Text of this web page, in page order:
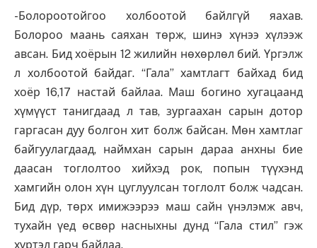
-Болороотойгоо холбоотой байлгүй яахав.
Болороо маань саяхан төрж, шинэ хүнээ хүлээж
авсан. Бид хоёрын 12 жилийн нөхөрлөл бий. Үргэлж
л холбоотой байдаг. “Гала” хамтлагт байхад бид
хоёр 16,17 настай байлаа. Маш богино хугацаанд
хүмүүст танигдаад л тав, зургаахан сарын дотор
гаргасан дуу болгон хит болж байсан. Мөн хамтлаг
байгуулагдаад, наймхан сарын дараа анхны бие
даасан тоглолтоо хийхэд рок, попын түүхэнд
хамгийн олон хүн цуглуулсан тоглолт болж чадсан.
Бид дүр, төрх имижээрээ маш сайн үнэлэмж авч,
тухайн үед өсвөр насныхны дунд “Гала стил” гэж
хүртэл гарч байлаа.